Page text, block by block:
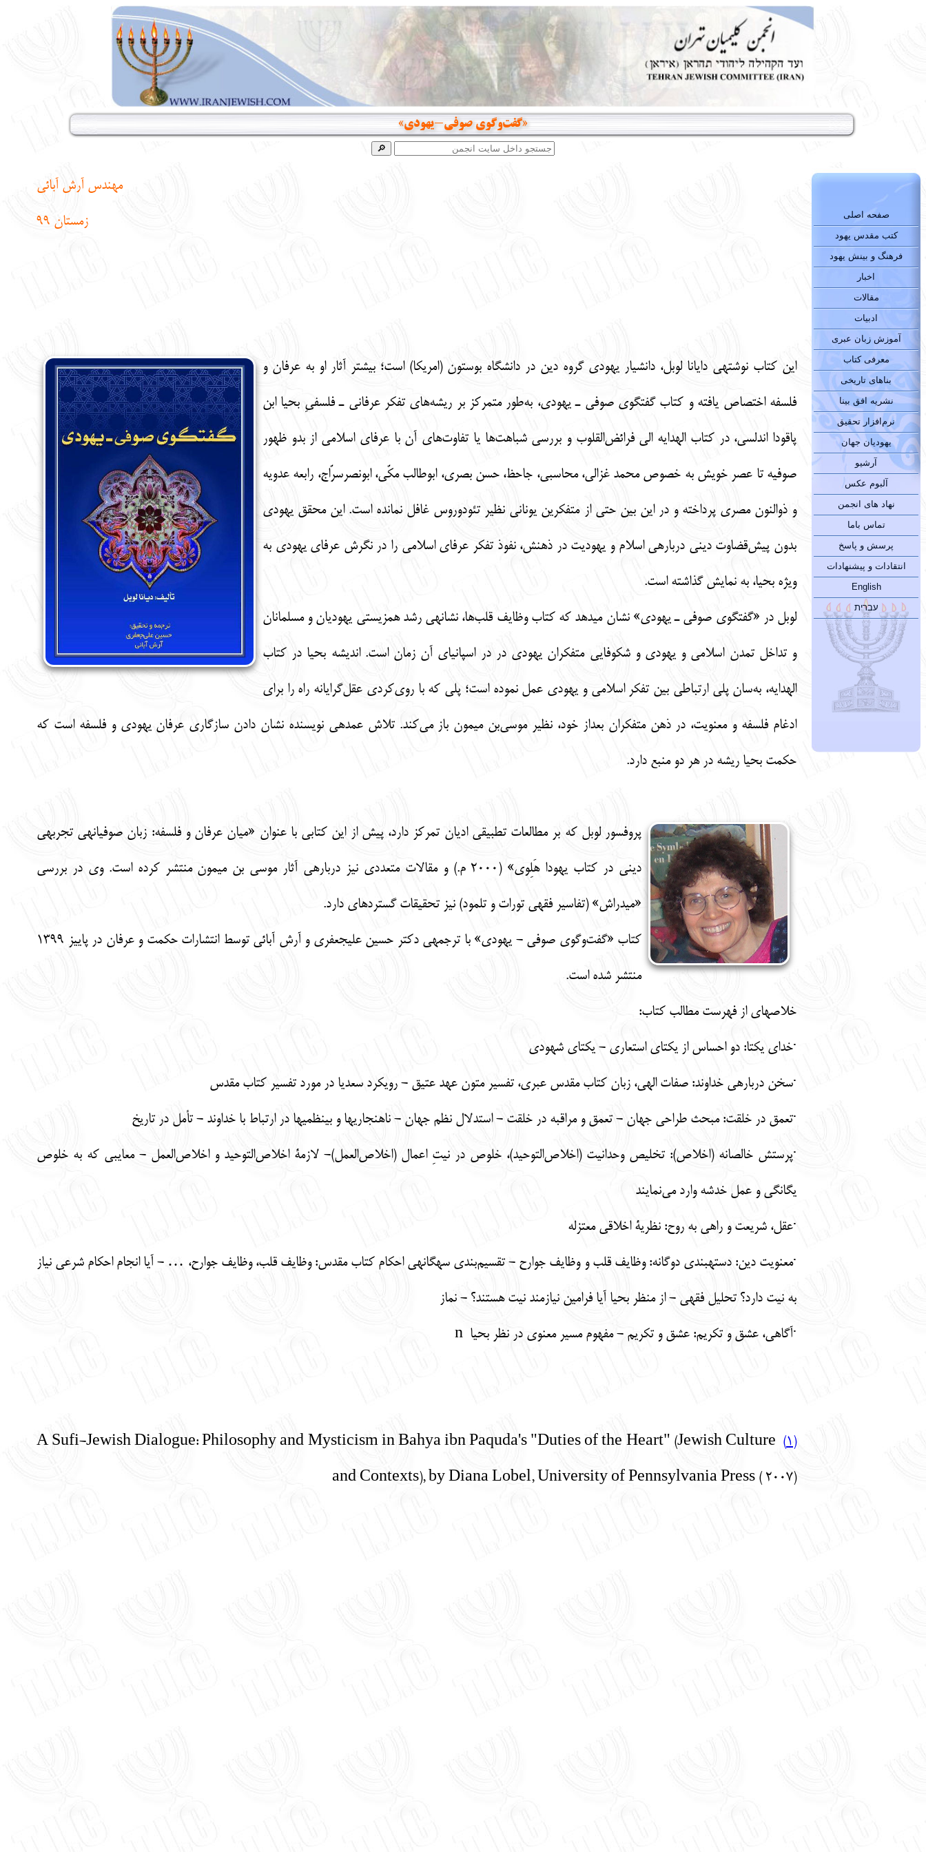
«گفت‌وگوی صوفی-یهودی»
صفحه اصلی
کتب مقدس یهود
فرهنگ و بینش یهود
اخبار
مقالات
ادبیات
آموزش زبان عبری
معرفی کتاب
بناهای تاریخی
نشریه افق بینا
نرم‌افزار تحقیق
یهودیان جهان
آرشیو
آلبوم عکس
نهاد های انجمن
تماس باما
پرسش و پاسخ
انتقادات و پیشنهادات
English
עברית
مهندس آرش آبائی
زمستان 99
این کتاب نوشته­ی دایانا لوبل، دانشیار یهودی گروه دین در دانشگاه بوستون (امریکا) است؛ بیشتر آثار او به عرفان و
فلسفه اختصاص یافته و کتاب گفتگوی صوفی ـ یهودی، به‌طور متمرکز بر ریشه‌های تفکر عرفانی ـ فلسفیِ بحیا ابن
پاقودا اندلسی، در کتاب الهدایه الی فرائض‌القلوب و بررسی شباهت‌ها یا تفاوت‌های آن با عرفای اسلامی از بدو ظهور
صوفیه تا عصر خویش به خصوص محمد غزالی، محاسبی، جاحظ، حسن بصری، ابوطالب مکّی، ابونصرسرّاج، رابعه عدویه
و ذوالنون مصری پرداخته و در این بین حتی از متفکرین یونانی نظیر تئودوروس غافل نمانده است. این محقق یهودی
بدون پیش‌قضاوت دینی درباره­ی اسلام و یهودیت در ذهنش، نفوذ تفکر عرفای اسلامی را در نگرش عرفای یهودی به
ویژه بحیا، به نمایش گذاشته است.
لوبل در «گفتگوی صوفی ـ یهودی» نشان می­دهد که کتاب وظایف قلب‌ها، نشانه­ی رشد همزیستی یهودیان و مسلمانان
و تداخل تمدن اسلامی و یهودی و شکوفایی متفکران یهودی در در اسپانیای آن زمان است. اندیشه بحیا در کتاب
الهدایه، به‌سان پلی ارتباطی بین تفکر اسلامی و یهودی عمل نموده است؛ پلی که با روی‌کردی عقل‌گرایانه راه را برای
ادغام فلسفه و معنویت، در ذهن متفکران بعداز خود، نظیر موسی‌بن میمون باز می‌کند. تلاش عمده­ی نویسنده نشان دادن سازگاری عرفان یهودی و فلسفه است که
حکمت بحیا ریشه در هر دو منبع دارد.
پروفسور لوبل که بر مطالعات تطبیقی ادیان تمرکز دارد، پیش از این کتابی با عنوان «میان عرفان و فلسفه: زبان صوفیانه­ی تجربه­ی
دینی در کتاب یهودا هَلِوی» (2000 م.) و مقالات متعددی نیز درباره­ی آثار موسی بن میمون منتشر کرده است. وی در بررسی
«میدراش» (تفاسیر فقهی تورات و تلمود) نیز تحقیقات گسترده­ای دارد.
کتاب «گفت‌وگوی صوفی - یهودی» با ترجمه­ی دکتر حسین علی­جعفری و آرش آبائی توسط انتشارات حکمت و عرفان در پاییز 1399
منتشر شده است.
خلاصه­ای از فهرست مطالب کتاب:
·خدای یکتا: دو احساس از یکتای استعاری - یکتای شهودی
·سخن درباره­ی خداوند: صفات الهی، زبان کتاب مقدس عبری، تفسیر متون عهد عتیق - رویکرد سعدیا در مورد تفسیر کتاب مقدس
·تعمق در خلقت: مبحث طراحی جهان - تعمق و مراقبه در خلقت - استدلال نظم جهان - ناهنجاری­ها و بی­نظمی­ها در ارتباط با خداوند - تأمل در تاریخ
·پرستش خالصانه (اخلاص): تخلیص وحدانیت (اخلاص‌التوحید)، خلوص در نیتِ اعمال (اخلاص‌العمل)- لازمة اخلاص‌التوحید و اخلاص‌العمل - معایبی که به خلوص
یگانگی و عمل خدشه وارد می‌نمایند
·عقل، شریعت و راهی به روح: نظریة اخلاقی معتزله
·معنویت دین: دسته­بندی دوگانه: وظایف قلب و وظایف جوارح - تقسیم‌بندی سه­گانه­ی احکام کتاب مقدس: وظایف قلب، وظایف جوارح، … - آیا انجام احکام شرعی نیاز
به نیت دارد؟ تحلیل فقهی - از منظر بحیا آیا فرامین نیازمند نیت هستند؟ - نماز
·آگاهی، عشق و تکریم: عشق و تکریم - مفهوم مسیر معنوی در نظر بحیا n
(1)
A Sufi-Jewish Dialogue: Philosophy and Mysticism in Bahya ibn Paquda's "Duties of the Heart" (Jewish Culture
and Contexts), by Diana Lobel, University of Pennsylvania Press ( 2007)